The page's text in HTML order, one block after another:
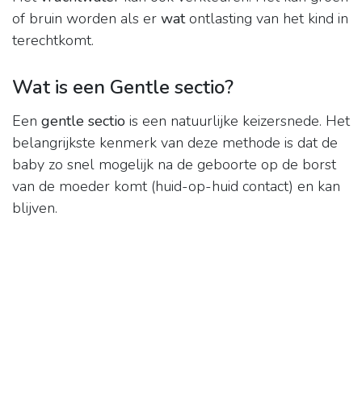
of bruin worden als er watontlasting van het kind in
terechtkomt.
Wat is een Gentle sectio?
Een gentle sectio is een natuurlijke keizersnede. Het
belangrijkste kenmerk van deze methode is dat de
baby zo snel mogelijk na de geboorte op de borst
van de moeder komt (huid-op-huid contact) en kan
blijven.